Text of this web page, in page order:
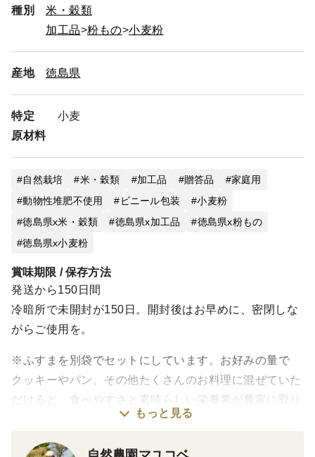
種別
米・穀類
加工品
粉もの 小麦粉
産地 徳島県
特定
原材料
小麦
自然栽培 米・穀類 加工品 贈答品
家庭用
動物性堆肥不使用
ビニール包装
小麦粉
徳島県x米・穀類
徳島県x加工品
徳島県x粉もの
徳島県x小麦粉
賞味期限 / 保存方法
発送から150日間
冷暗所で未開封が150日。開封後はお早めに、密閉しな
がらご使用を。
※ふすまを別袋でセットにしています。お好みの量で
クッキーやパン、その他たくさんのお料理に混ぜていた
だけると、食べやすさと素晴らしい栄養素が豊富に取り
もっと見る